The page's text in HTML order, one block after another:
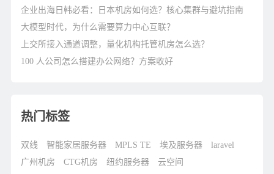
企业出海日韩必看：日本机房如何选？核心集群与避坑指南
大模型时代，为什么需要算力中心互联？
上交所接入通道调整，量化机构托管机房怎么选？
100 人公司怎么搭建办公网络？方案收好
热门标签
双线 智能家居服务器 MPLS TE 埃及服务器
laravel
广州机房
CTG机房 纽约服务器
云空间